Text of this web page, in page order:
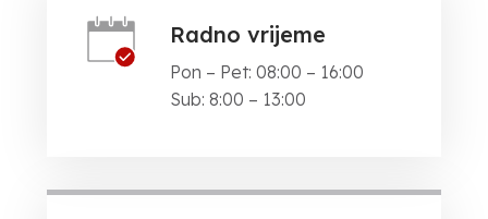
Radno vrijeme
Pon – Pet: 08:00 – 16:00
Sub: 8:00 – 13:00